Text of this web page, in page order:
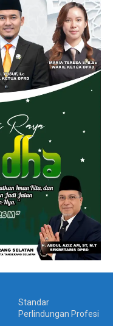
Standar
Perlindungan Profesi